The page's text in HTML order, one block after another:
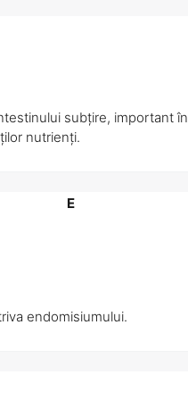
subțire, important în
nutrienți.
E
endomisiumului.